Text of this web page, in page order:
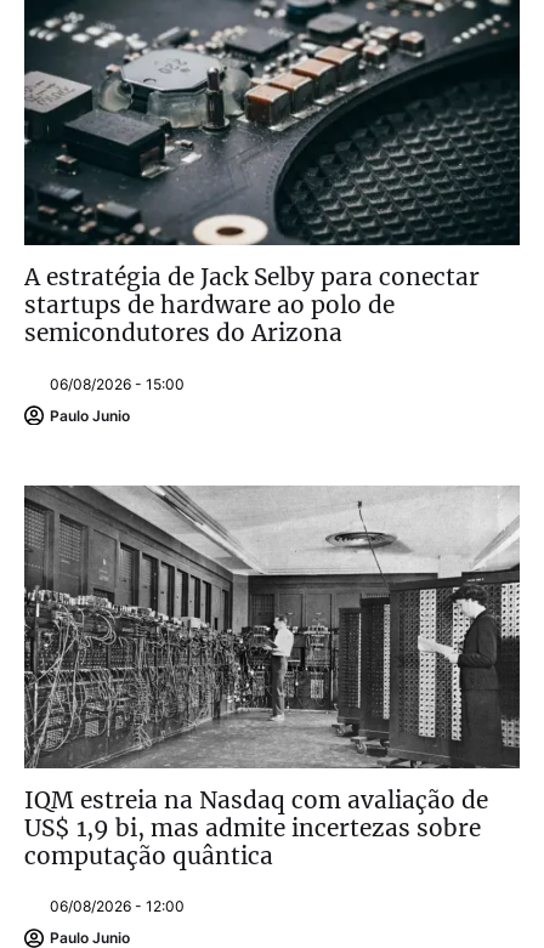
A estratégia de Jack Selby para conectar
startups de hardware ao polo de
semicondutores do Arizona
06/08/2026 - 15:00
Paulo Junio
IQM estreia na Nasdaq com avaliação de
US$ 1,9 bi, mas admite incertezas sobre
computação quântica
06/08/2026 - 12:00
Paulo Junio